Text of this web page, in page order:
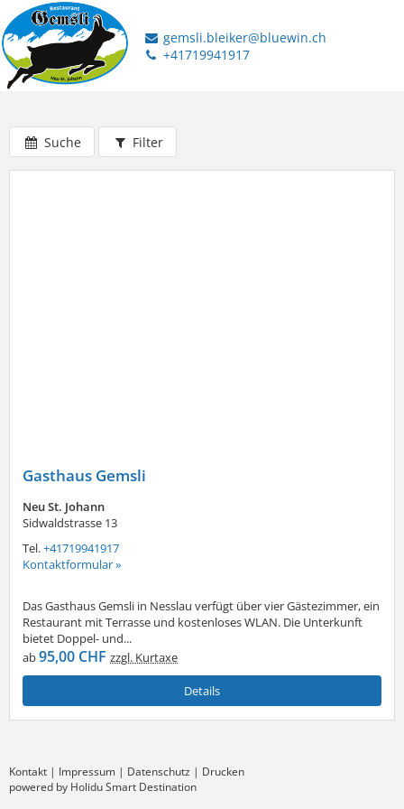
gemsli.bleiker@bluewin.ch
+41719941917
Suche Filter
Gasthaus Gemsli
Neu St. Johann
Sidwaldstrasse 13
Tel.+41719941917
Kontaktformular »
Das Gasthaus Gemsli in Nesslau verfügt über vier Gästezimmer, ein
Restaurant mit Terrasse und kostenloses WLAN. Die Unterkunft
bietet Doppel- und...
ab95,00 CHF zzgl. Kurtaxe
Details
Kontakt | Impressum | Datenschutz | Drucken
powered by Holidu Smart Destination